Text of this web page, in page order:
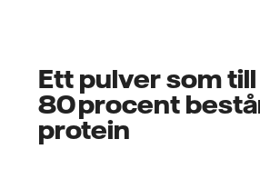
Ett pulver som till
80 procent
protein